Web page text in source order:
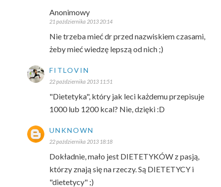
Anonimowy
21 października 2013 20:14
Nie trzeba mieć dr przed nazwiskiem czasami,
żeby mieć wiedzę lepszą od nich ;)
FITLOVIN
22 października 2013 11:51
"Dietetyka", który jak leci każdemu przepisuje
1000 lub 1200 kcal? Nie, dzięki :D
UNKNOWN
22 października 2013 18:18
Dokładnie, mało jest DIETETYKÓW z pasją,
którzy znają się na rzeczy. Są DIETETYCY i
"dietetycy" ;)